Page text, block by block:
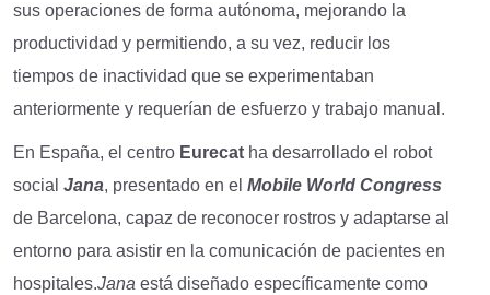
sus operaciones de forma autónoma, mejorando la
productividad y permitiendo, a su vez, reducir los
tiempos de inactividad que se experimentaban
anteriormente y requerían de esfuerzo y trabajo manual.
En España, el centro Eurecat ha desarrollado el robot
social Jana, presentado en el Mobile World Congress
de Barcelona, capaz de reconocer rostros y adaptarse al
entorno para asistir en la comunicación de pacientes en
hospitales.Jana está diseñado específicamente como